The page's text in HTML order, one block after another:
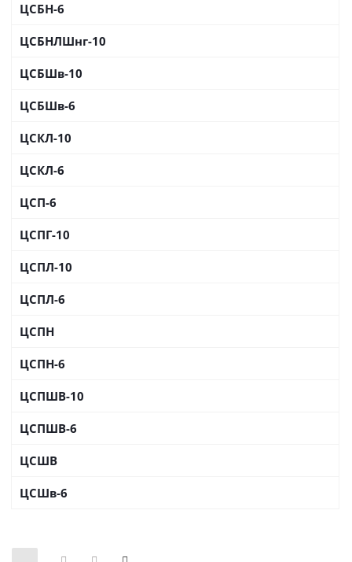
ЦСБН-6
ЦСБНЛШнг-10
ЦСБШв-10
ЦСБШв-6
ЦСКЛ-10
ЦСКЛ-6
ЦСП-6
ЦСПГ-10
ЦСПЛ-10
ЦСПЛ-6
ЦСПН
ЦСПН-6
ЦСПШВ-10
ЦСПШВ-6
ЦСШВ
ЦСШв-6